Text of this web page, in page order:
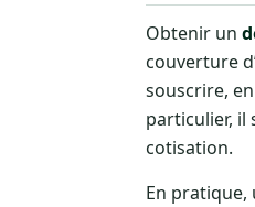
Obtenir un
couverture
souscrire,
particulier, il
cotisation.
En pratique,